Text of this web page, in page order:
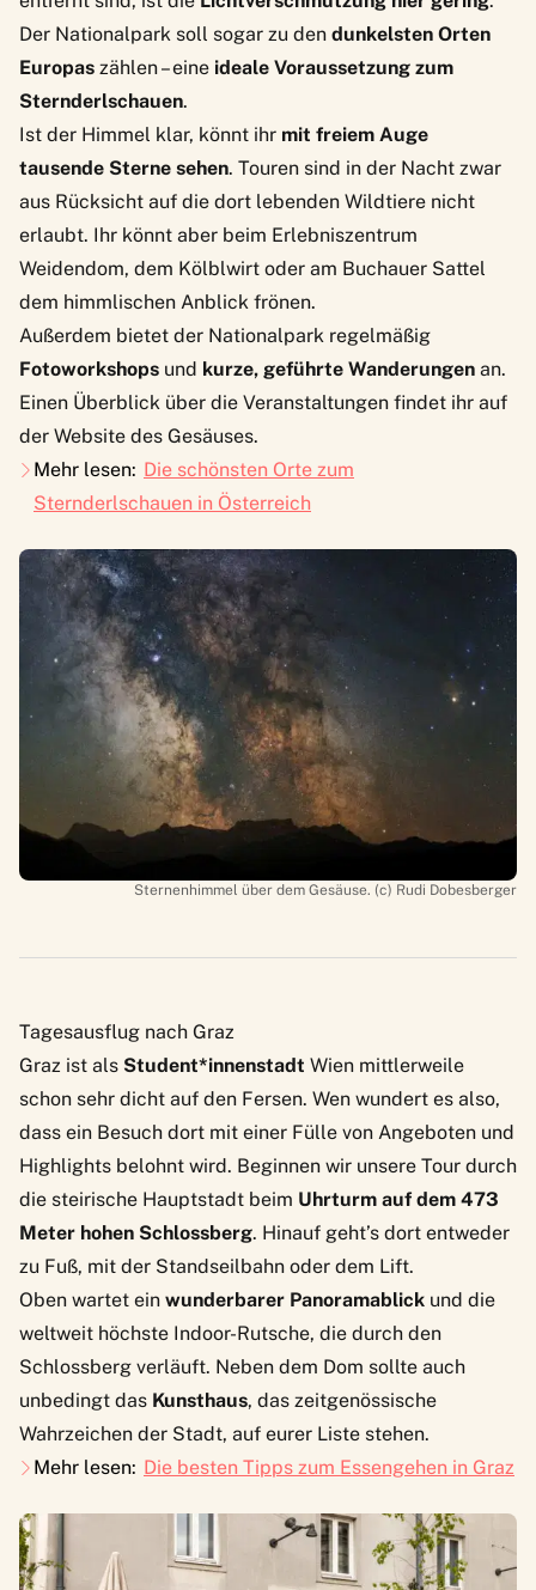
Der Nationalpark soll sogar zu den dunkelsten Orten
Europas zählen – eine ideale Voraussetzung zum
Sternderlschauen.
Ist der Himmel klar, könnt ihr mit freiem Auge
tausende Sterne sehen. Touren sind in der Nacht zwar
aus Rücksicht auf die dort lebenden Wildtiere nicht
erlaubt. Ihr könnt aber beim Erlebniszentrum
Weidendom, dem Kölblwirt oder am Buchauer Sattel
dem himmlischen Anblick frönen.
Außerdem bietet der Nationalpark regelmäßig
Fotoworkshops und kurze, geführte Wanderungen an.
Einen Überblick über die Veranstaltungen findet ihr auf
der Website des Gesäuses.
Mehr lesen: Die schönsten Orte zum
Sternderlschauen in Österreich
Sternenhimmel über dem Gesäuse. (c) Rudi Dobesberger
Tagesausflug nach Graz
Graz ist als Student*innenstadt Wien mittlerweile
schon sehr dicht auf den Fersen. Wen wundert es also,
dass ein Besuch dort mit einer Fülle von Angeboten und
Highlights belohnt wird. Beginnen wir unsere Tour durch
die steirische Hauptstadt beim Uhrturm auf dem 473
Meter hohen Schlossberg. Hinauf geht’s dort entweder
zu Fuß, mit der Standseilbahn oder dem Lift.
Oben wartet ein wunderbarer Panoramablick und die
weltweit höchste Indoor-Rutsche, die durch den
Schlossberg verläuft. Neben dem Dom sollte auch
unbedingt das Kunsthaus, das zeitgenössische
Wahrzeichen der Stadt, auf eurer Liste stehen.
Mehr lesen: Die besten Tipps zum Essengehen in Graz